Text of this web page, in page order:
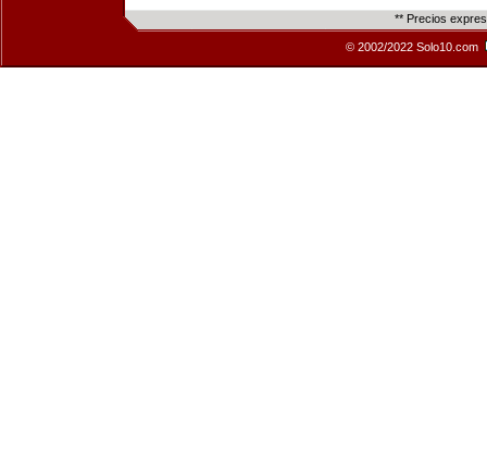
** Precios
© 2002/2022 Solo10.com